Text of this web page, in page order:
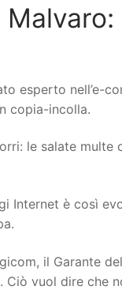
esperto nell’e-
copia-incolla.
le salate multe
Internet è così
il Garante
vuol dire che